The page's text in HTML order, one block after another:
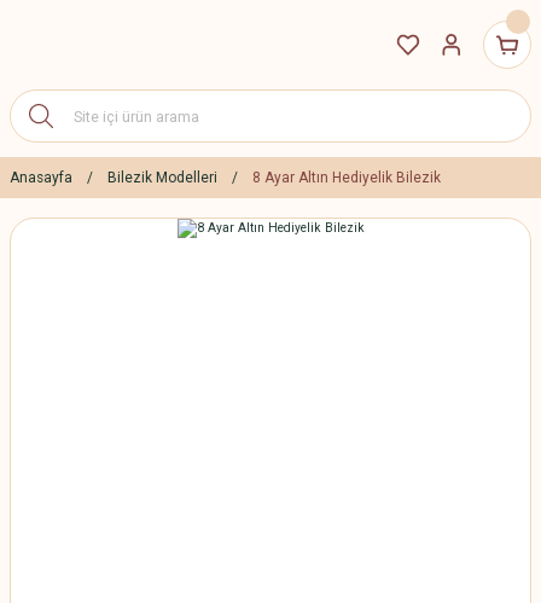
Anasayfa Bilezik Modelleri 8 Ayar Altın Hediyelik Bilezik